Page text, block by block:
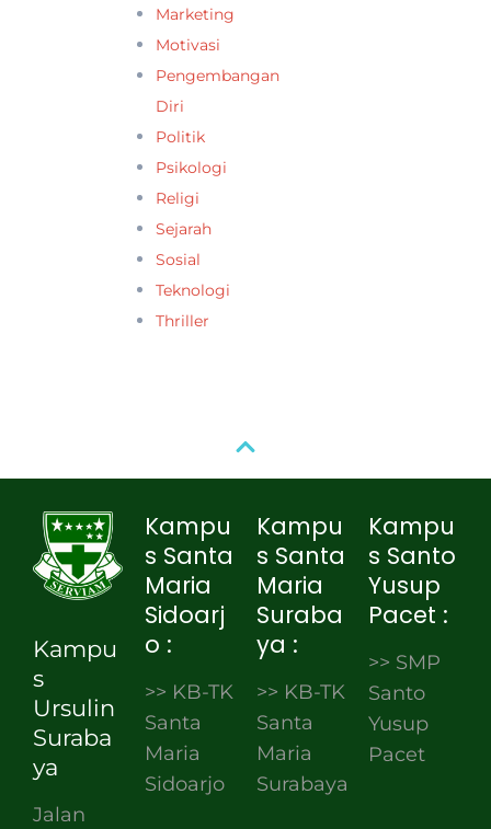
Marketing
Motivasi
Pengembangan
Diri
Politik
Psikologi
Religi
Sejarah
Sosial
Teknologi
Thriller
Kampu
s
Ursulin
Suraba
ya
Jalan
Kampu
s Santa
Maria
Sidoarj
o :
>> KB-TK
Santa
Maria
Sidoarjo
Kampu
s Santa
Maria
Suraba
ya :
>> KB-TK
Santa
Maria
Surabaya
Kampu
s Santo
Yusup
Pacet :
>> SMP
Santo
Yusup
Pacet